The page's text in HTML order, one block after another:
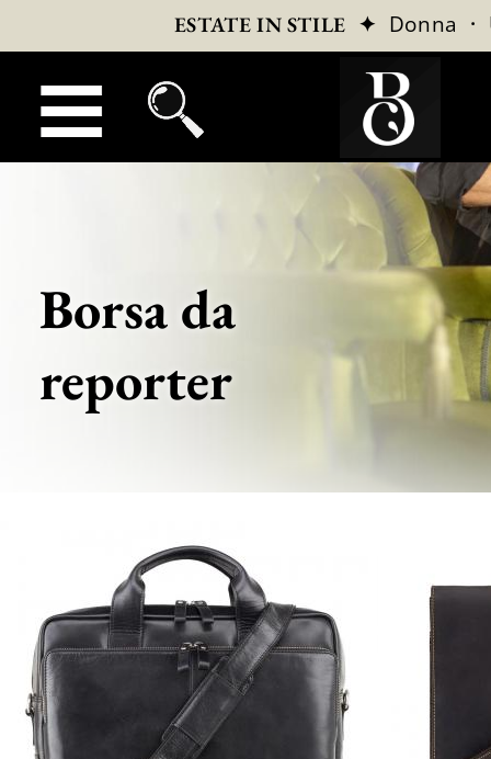
ESTATE IN STILE ✦ Donna ·
Borsa da
reporter